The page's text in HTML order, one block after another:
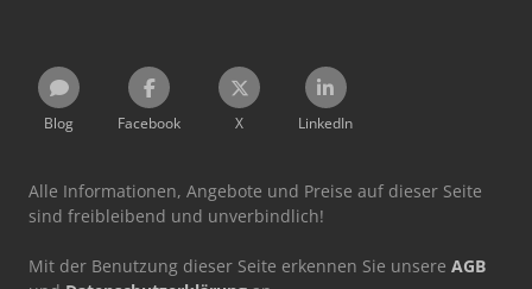
Blog Facebook X LinkedIn
Alle Informationen, Angebote und Preise auf dieser Seite
sind freibleibend und unverbindlich!
Mit der Benutzung dieser Seite erkennen Sie unsere AGB